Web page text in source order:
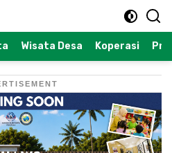
Wisata Desa Koperasi